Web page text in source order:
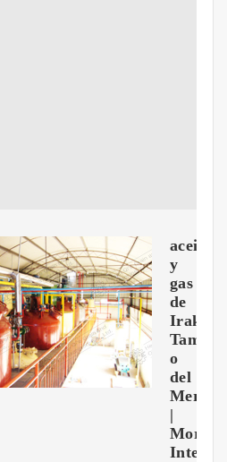
aceite
y
gas
de
Irak
Tama?
o
del
|
Mordor